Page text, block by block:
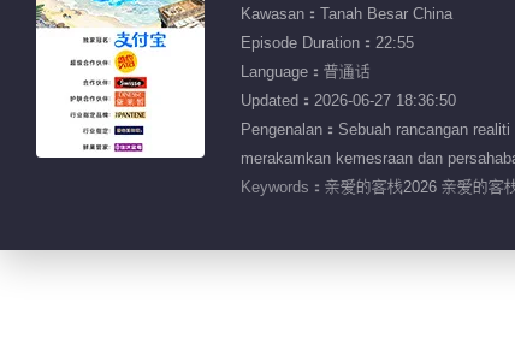
Kawasan：Tanah Besar China
Episode Duration：22:55
Language：普通话
Updated：2026-06-27 18:36:50
Pengenalan：Sebuah rancangan
merakamkan kemesraan dan
Keywords： 亲爱的客栈2026 亲爱的客